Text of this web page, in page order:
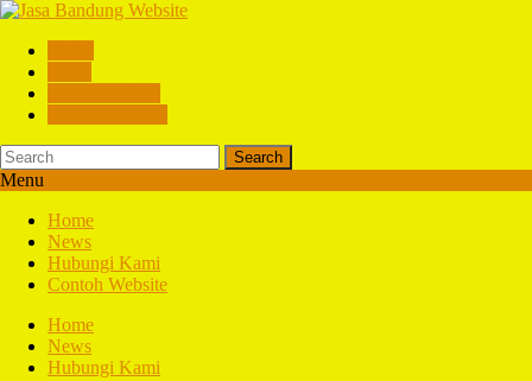
Search
Menu
Home
News
Hubungi Kami
Contoh Website
Home
News
Hubungi Kami